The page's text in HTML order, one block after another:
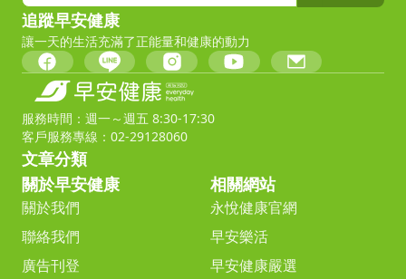
追蹤早安健康
讓一天的生活充滿了正能量和健康的動力
服務時間：週一～週五 8:30-17:30
客戶服務專線：02-29128060
文章分類
關於早安健康
關於我們
聯絡我們
廣告刊登
相關網站
永悅健康官網
早安樂活
早安健康嚴選